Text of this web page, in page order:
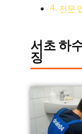
전문
서초 하
징